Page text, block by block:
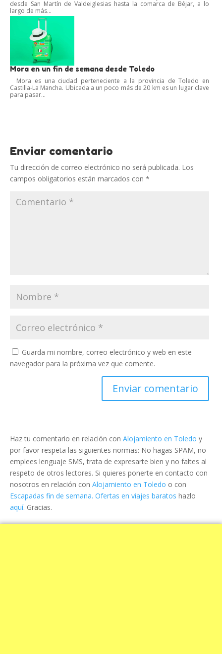
desde San Martín de Valdeiglesias hasta la comarca de Béjar, a lo
largo de más...
Mora en un fin de semana desde Toledo
Mora es una ciudad perteneciente a la provincia de Toledo en
Castilla-La Mancha. Ubicada a un poco más de 20 km es un lugar clave
para pasar...
Enviar comentario
Tu dirección de correo electrónico no será publicada. Los
campos obligatorios están marcados con *
Guarda mi nombre, correo electrónico y web en este
navegador para la próxima vez que comente.
Haz tu comentario en relación con Alojamiento en Toledo y
por favor respeta las siguientes normas: No hagas SPAM, no
emplees lenguaje SMS, trata de expresarte bien y no faltes al
respeto de otros lectores. Si quieres ponerte en contacto con
nosotros en relación con Alojamiento en Toledo o con
Escapadas fin de semana. Ofertas en viajes baratos hazlo
aquí. Gracias.